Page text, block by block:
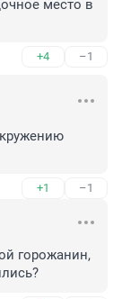
место в
+4 –1
+1 –1
горожанин,